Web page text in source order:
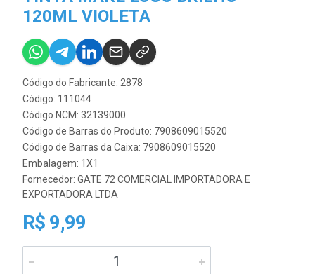
120ML VIOLETA
Código do Fabricante: 2878
Código: 111044
Código NCM: 32139000
Código de Barras do Produto: 7908609015520
Código de Barras da Caixa: 7908609015520
Embalagem: 1X1
Fornecedor: GATE 72 COMERCIAL IMPORTADORA E
EXPORTADORA LTDA
R$ 9,99